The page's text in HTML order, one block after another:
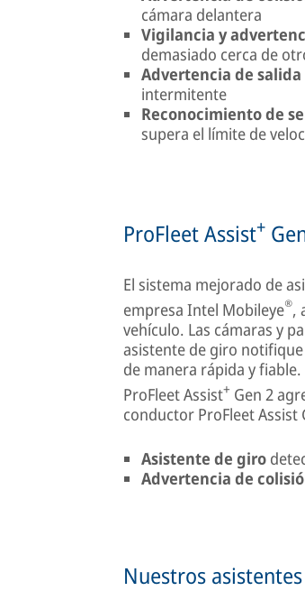
cámara delantera
Vigilancia y
demasiado cerca de
Advertencia de
intermitente
Reconocimiento de
supera el límite de
ProFleet Assist+
El sistema mejorado de
empresa Intel Mobileye®,
vehículo. Las cámaras y
asistente de giro
de manera rápida y
ProFleet Assist+ Gen 2
conductor ProFleet Assist
Asistente de giro
Advertencia de
Nuestros